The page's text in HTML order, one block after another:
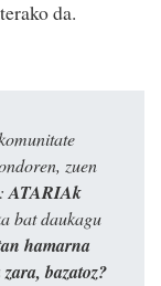
da.
zuen
ATARIAk
bat daukagu
hamarna
bazatoz?